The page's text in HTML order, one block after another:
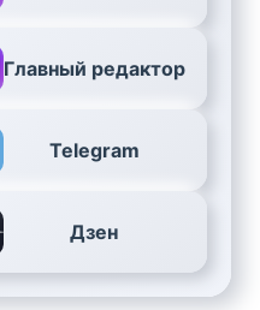
Главный редактор
Telegram
Дзен